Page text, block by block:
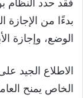
بدءًا من الإجازة
الوضع، وإجازة
الاطلاع الجيد
الخاص يمنح